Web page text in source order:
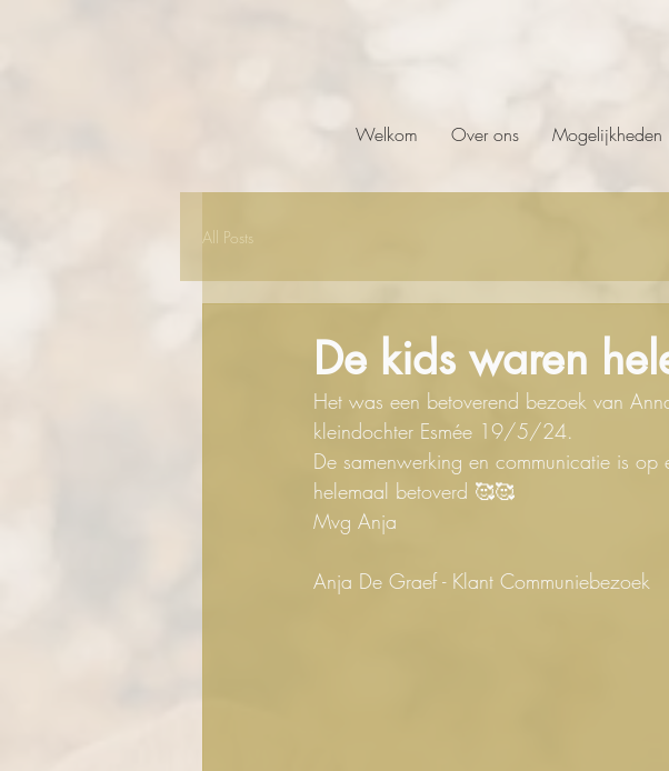
Welkom Over ons Mogelijkheden
All Posts
De kids waren
Het was een betoverend bezoek van
kleindochter Esmée 19/5/24.
De samenwerking en communicatie is
helemaal betoverd 🥰🥰
Mvg Anja
Anja De Graef - Klant Communiebezoek